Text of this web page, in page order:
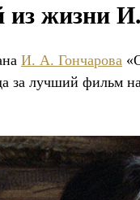
из жизни
И. А. Гончарова
за лучший фильм